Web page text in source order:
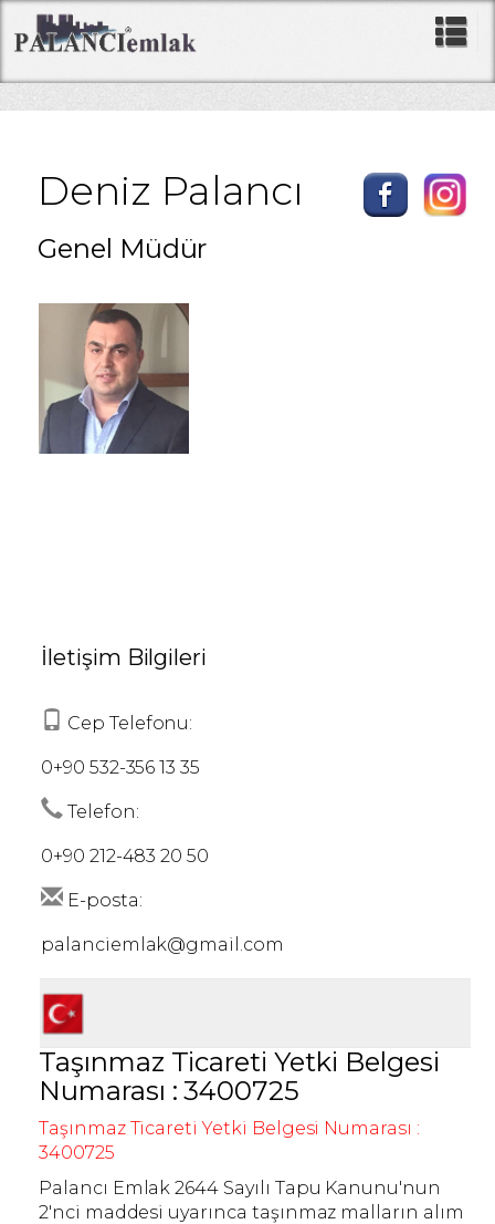
Deniz Palancı
Genel Müdür
İletişim Bilgileri
Cep Telefonu:
0+90 532-356 13 35
Telefon:
0+90 212-483 20 50
E-posta:
palanciemlak@gmail.com
Taşınmaz Ticareti Yetki Belgesi
Numarası : 3400725
Taşınmaz Ticareti Yetki Belgesi Numarası :
3400725
Palancı Emlak 2644 Sayılı Tapu Kanunu'nun
2'nci maddesi uyarınca taşınmaz malların alım